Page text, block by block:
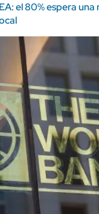
el 80% espera